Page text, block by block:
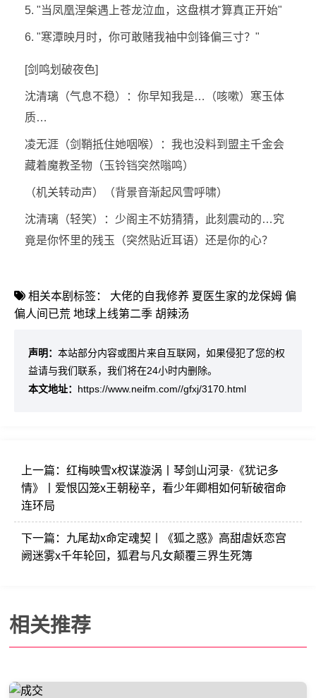
5. "当凤凰涅槃遇上苍龙泣血，这盘棋才算真正开始"
6. "寒潭映月时，你可敢赌我袖中剑锋偏三寸？"
[剑鸣划破夜色]
沈清璃（气息不稳）：你早知我是…（咳嗽）寒玉体
质…
凌无涯（剑鞘抵住她咽喉）：我也没料到盟主千金会
藏着魔教圣物（玉铃铛突然嗡鸣）
（机关转动声）（背景音渐起风雪呼啸）
沈清璃（轻笑）：少阁主不妨猜猜，此刻震动的…究
竟是你怀里的残玉（突然贴近耳语）还是你的心？
相关本剧标签： 大佬的自我修养 夏医生家的龙保姆 偏
偏人间已荒 地球上线第二季 胡辣汤
声明： 本站部分内容或图片来自互联网，如果侵犯了您的权
益请与我们联系，我们将在24小时内删除。
本文地址： https://www.neifm.com//gfxj/3170.html
上一篇： 红梅映雪x权谋漩涡丨琴剑山河录·《犹记多
情》丨爱恨囚笼x王朝秘辛，看少年卿相如何斩破宿命
连环局
下一篇： 九尾劫x命定魂契丨《狐之惑》高甜虐妖恋宫
阙迷雾x千年轮回，狐君与凡女颠覆三界生死簿
相关推荐